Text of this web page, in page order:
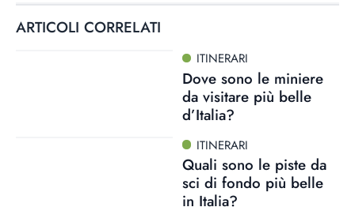
ARTICOLI CORRELATI
ITINERARI
Dove sono le miniere
da visitare più belle
d’Italia?
ITINERARI
Quali sono le piste da
sci di fondo più belle
in Italia?